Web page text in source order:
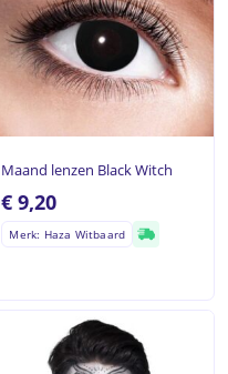
Maand lenzen Black Witch
€ 9,20
Merk: Haza Witbaard